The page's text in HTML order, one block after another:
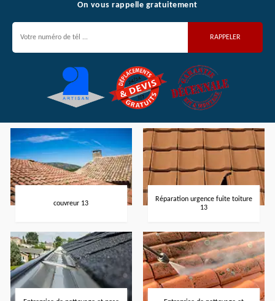
On vous rappelle gratuitement
couvreur 13
Réparation urgence fuite toiture
13